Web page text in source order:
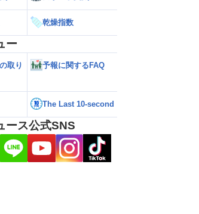
乾燥指数
ー
取り
予報に関するFAQ
The Last 10-second
ース公式SNS